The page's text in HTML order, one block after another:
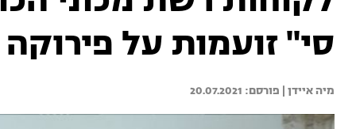
סי" זועמות על פירוקה
מיה איידן | 20.07.2021